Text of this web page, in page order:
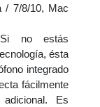
/ 7/8/10, Mac
no estás
ésta
integrado
fácilmente
Es